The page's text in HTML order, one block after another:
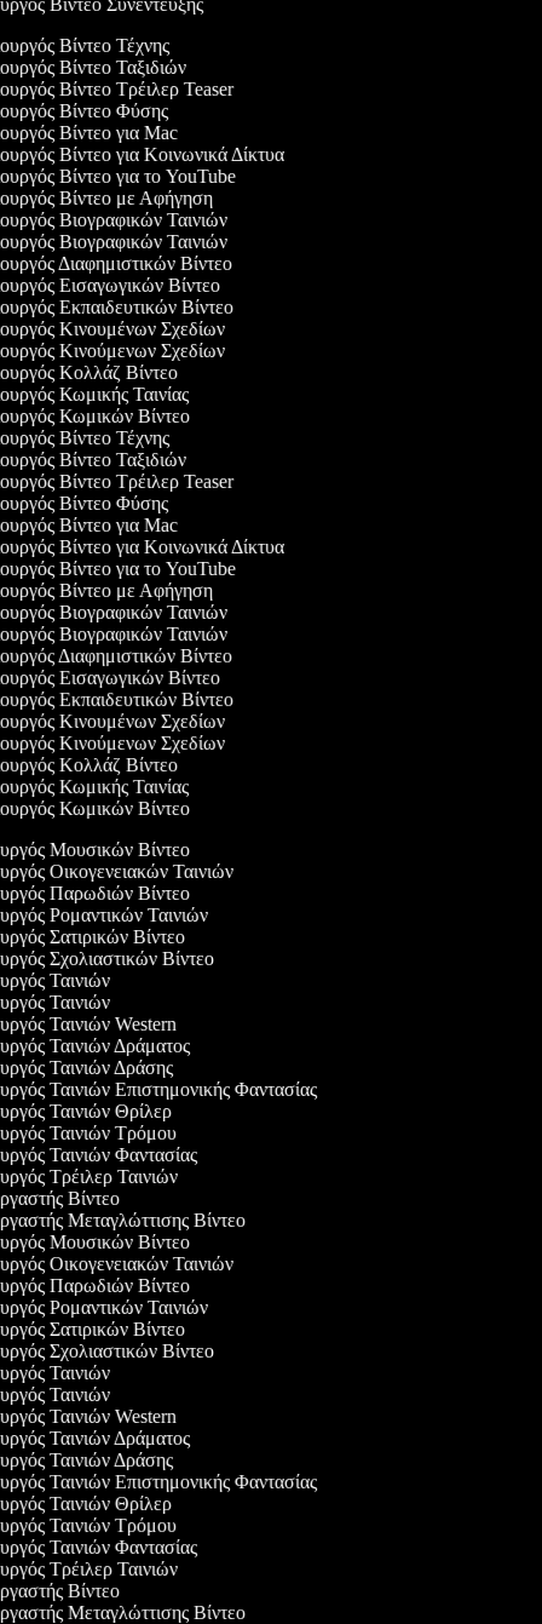
Βίντεο Τέχνης
Βίντεο Ταξιδιών
Βίντεο Τρέιλερ Teaser
Βίντεο Φύσης
Βίντεο για Mac
Βίντεο για Κοινωνικά Δίκτυα
Βίντεο για το YouTube
Βίντεο με Αφήγηση
Βιογραφικών Ταινιών
Βιογραφικών Ταινιών
Διαφημιστικών Βίντεο
Εισαγωγικών Βίντεο
Εκπαιδευτικών Βίντεο
Κινουμένων Σχεδίων
Κινούμενων Σχεδίων
Κολλάζ Βίντεο
Κωμικής Ταινίας
Κωμικών Βίντεο
Βίντεο Τέχνης
Βίντεο Ταξιδιών
Βίντεο Τρέιλερ Teaser
Βίντεο Φύσης
Βίντεο για Mac
Βίντεο για Κοινωνικά Δίκτυα
Βίντεο για το YouTube
Βίντεο με Αφήγηση
Βιογραφικών Ταινιών
Βιογραφικών Ταινιών
Διαφημιστικών Βίντεο
Εισαγωγικών Βίντεο
Εκπαιδευτικών Βίντεο
Κινουμένων Σχεδίων
Κινούμενων Σχεδίων
Κολλάζ Βίντεο
Κωμικής Ταινίας
Κωμικών Βίντεο
Μουσικών Βίντεο
Οικογενειακών Ταινιών
Παρωδιών Βίντεο
Ρομαντικών Ταινιών
Σατιρικών Βίντεο
Σχολιαστικών Βίντεο
Ταινιών
Ταινιών
Ταινιών Western
Ταινιών Δράματος
Ταινιών Δράσης
Ταινιών Επιστημονικής Φαντασίας
Ταινιών Θρίλερ
Ταινιών Τρόμου
Ταινιών Φαντασίας
Τρέιλερ Ταινιών
Βίντεο
Μεταγλώττισης Βίντεο
Μουσικών Βίντεο
Οικογενειακών Ταινιών
Παρωδιών Βίντεο
Ρομαντικών Ταινιών
Σατιρικών Βίντεο
Σχολιαστικών Βίντεο
Ταινιών
Ταινιών
Ταινιών Western
Ταινιών Δράματος
Ταινιών Δράσης
Ταινιών Επιστημονικής Φαντασίας
Ταινιών Θρίλερ
Ταινιών Τρόμου
Ταινιών Φαντασίας
Τρέιλερ Ταινιών
Βίντεο
Μεταγλώττισης Βίντεο